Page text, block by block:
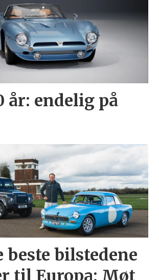
år: endelig på
beste bilstedene
til Europa: Møt